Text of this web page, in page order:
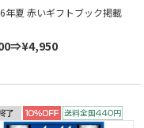
年夏 赤いギフトブック掲載